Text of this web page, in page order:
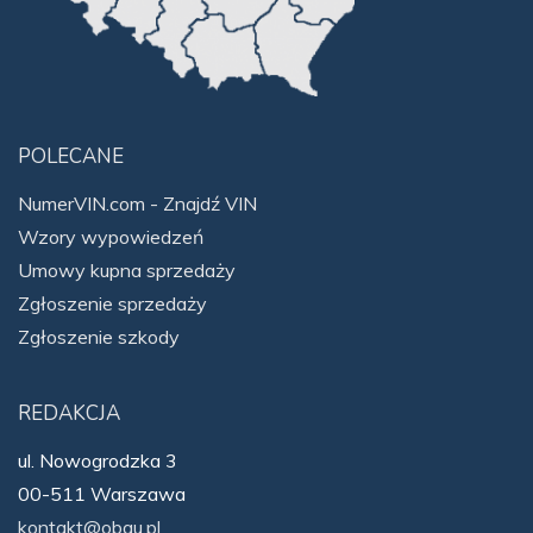
POLECANE
NumerVIN.com - Znajdź VIN
Wzory wypowiedzeń
Umowy kupna sprzedaży
Zgłoszenie sprzedaży
Zgłoszenie szkody
REDAKCJA
ul. Nowogrodzka 3
00-511 Warszawa
kontakt@obau.pl